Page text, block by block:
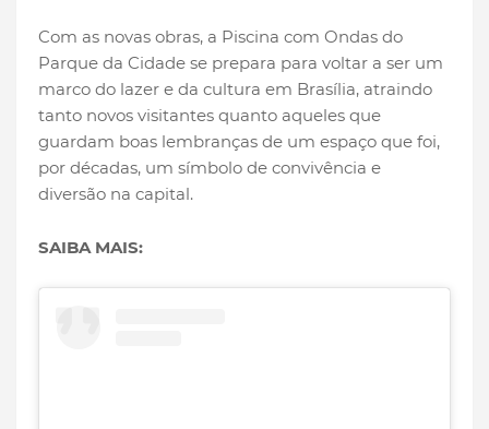
Com as novas obras, a Piscina com Ondas do
Parque da Cidade se prepara para voltar a ser um
marco do lazer e da cultura em Brasília, atraindo
tanto novos visitantes quanto aqueles que
guardam boas lembranças de um espaço que foi,
por décadas, um símbolo de convivência e
diversão na capital.
SAIBA MAIS: